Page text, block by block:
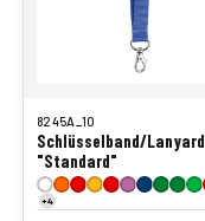
8245A_10
Schlüsselband/Lanyard
"Standard"
+4